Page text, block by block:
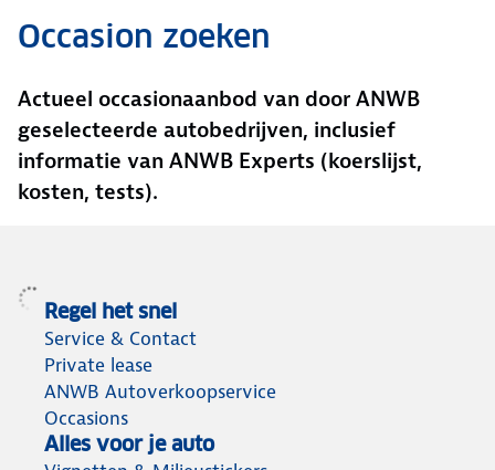
Occasion zoeken
Actueel occasionaanbod van door ANWB
geselecteerde autobedrijven, inclusief
informatie van ANWB Experts (koerslijst,
kosten, tests).
Regel het snel
Service & Contact
Private lease
ANWB Autoverkoopservice
Occasions
Alles voor je auto